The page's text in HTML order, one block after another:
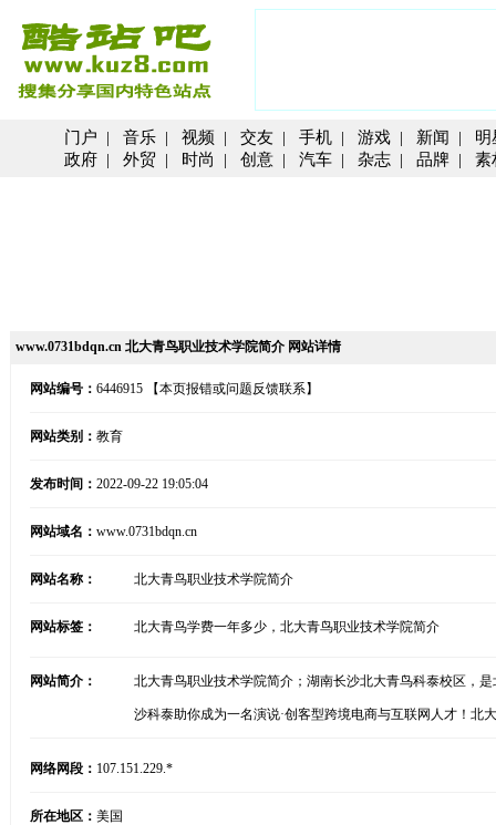
门户 | 音乐 | 视频 | 交友 | 手机 | 游戏 | 新闻 | 明
政府 | 外贸 | 时尚 | 创意 | 汽车 | 杂志 | 品牌 | 素
www.0731bdqn.cn 北大青鸟职业技术学院简介 网站详情
网站编号： 6446915 【本页报错或问题反馈联系】
网站类别： 教育
发布时间： 2022-09-22 19:05:04
网站域名： www.0731bdqn.cn
网站名称： 北大青鸟职业技术学院简介
网站标签： 北大青鸟学费一年多少，北大青鸟职业技术学院简介
网站简介： 北大青鸟职业技术学院简介；湖南长沙北大青鸟科泰校区，
沙科泰助你成为一名演说·创客型跨境电商与互联网人才！北
网络网段： 107.151.229.*
所在地区： 美国